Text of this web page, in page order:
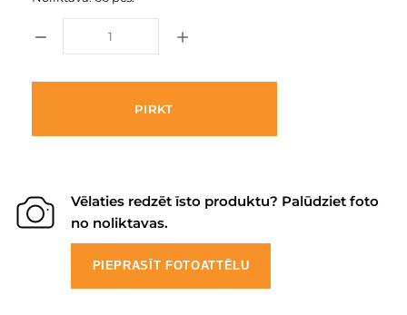
PIRKT
Vēlaties redzēt īsto produktu? Palūdziet foto
no noliktavas.
PIEPRASĪT FOTOATTĒLU